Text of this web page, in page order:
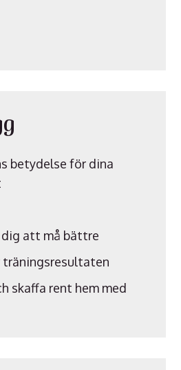
betydelse för dina
dig att må bättre
träningsresultaten
skaffa rent hem med